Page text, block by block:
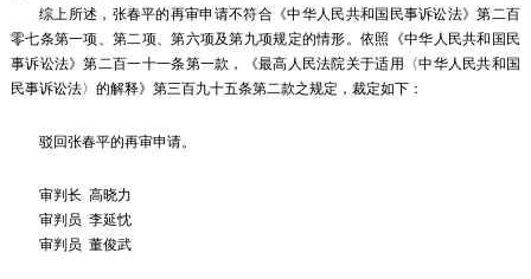
综上所述，张春平的再审申请不符合《中华人民共和国民事诉讼法》第二百
零七条第一项、第二项、第六项及第九项规定的情形。依照《中华人民共和国民
事诉讼法》第二百一十一条第一款，《最高人民法院关于适用〈中华人民共和国
民事诉讼法〉的解释》第三百九十五条第二款之规定，裁定如下：
驳回张春平的再审申请。
审判长 高晓力
审判员 李延忱
审判员 董俊武